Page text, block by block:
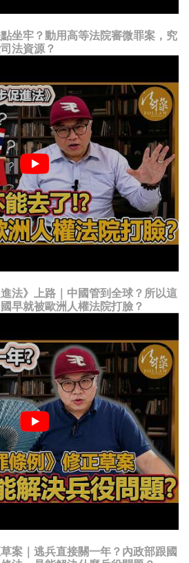
坐牢？動用高等法院審微罪案，究
法資源？
法》上路｜中國管到全球？所以這
早就被歐洲人權法院打臉？
案｜逃兵直接關一年？內政部跟國